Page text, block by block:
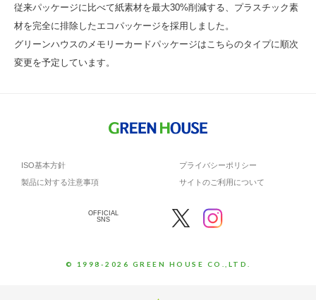
従来パッケージに比べて紙素材を最大30%削減する、プラスチック素
材を完全に排除したエコパッケージを採用しました。
グリーンハウスのメモリーカードパッケージはこちらのタイプに順次
変更を予定しています。
ISO基本方針
プライバシーポリシー
製品に対する注意事項
サイトのご利用について
OFFICIAL
SNS
© 1998-2026 GREEN HOUSE CO.,LTD.